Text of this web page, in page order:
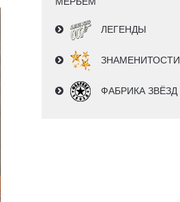
ЛЕГЕНДЫ
ЗНАМЕНИТОСТИ
ФАБРИКА ЗВЁЗД